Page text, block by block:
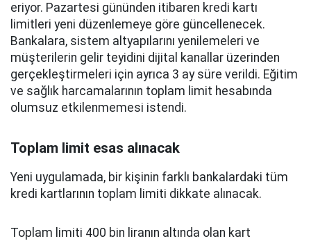
eriyor. Pazartesi gününden itibaren kredi kartı
limitleri yeni düzenlemeye göre güncellenecek.
Bankalara, sistem altyapılarını yenilemeleri ve
müşterilerin gelir teyidini dijital kanallar üzerinden
gerçekleştirmeleri için ayrıca 3 ay süre verildi. Eğitim
ve sağlık harcamalarının toplam limit hesabında
olumsuz etkilenmemesi istendi.
Toplam limit esas alınacak
Yeni uygulamada, bir kişinin farklı bankalardaki tüm
kredi kartlarının toplam limiti dikkate alınacak.
Toplam limiti 400 bin liranın altında olan kart